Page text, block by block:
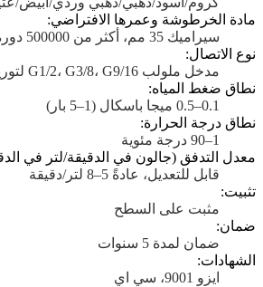
مادة الخرطوشة وعمرها الافتراضي:
سيراميك 35 مم، أكثر من 500000 دورة
نوع الاتصال:
مدخل ملولب G1/2، G3/8، G9/16 لتوريد الماء البارد/الساخن.
نطاق ضغط المياه:
0.1–0.5 ميجا باسكال (1–5 بار)
نطاق درجة الحرارة:
1–90 درجة مئوية
معدل التدفق (جالون في الدقيقة/لتر في
قابل للتعديل، عادةً 5–8 لتر/دقيقة
تثبيت:
مثبت على السطح
ضمان:
ضمان لمدة 5 سنوات
الشهادات:
ايزو 9001، سي اي